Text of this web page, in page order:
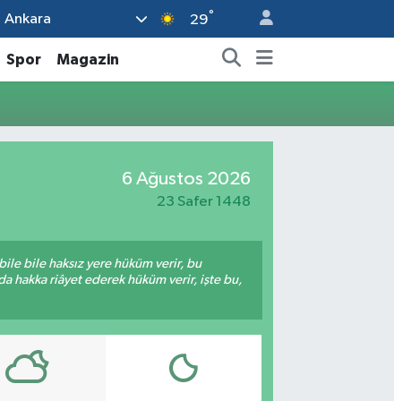
Ankara 29°
Spor Magazin
6 Ağustos 2026
23 Safer 1448
bile haksız yere hüküm verir, bu
hakka riâyet ederek hüküm verir, işte bu,